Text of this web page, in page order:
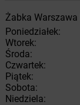
Żabka Warszawa
Poniedziałek:
Wtorek:
Środa:
Czwartek:
Piątek:
Sobota:
Niedziela: